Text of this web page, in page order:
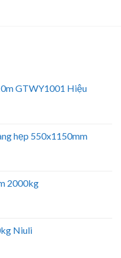
GTWY1001 Hiệu
hẹp 550x1150mm
2000kg
Niuli